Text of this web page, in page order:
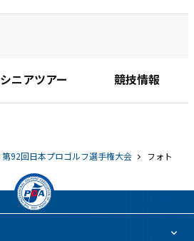
シニアツアー 競技情報
第92回日本プロゴルフ選手権大会 フォト